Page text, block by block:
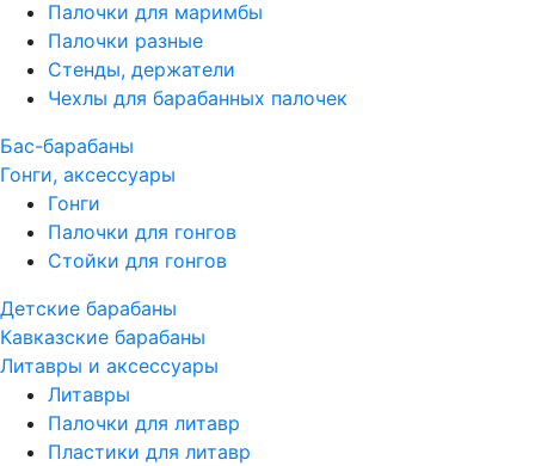
Палочки для маримбы
Палочки разные
Стенды, держатели
Чехлы для барабанных палочек
Бас-барабаны
Гонги, аксессуары
Гонги
Палочки для гонгов
Стойки для гонгов
Детские барабаны
Кавказские барабаны
Литавры и аксессуары
Литавры
Палочки для литавр
Пластики для литавр